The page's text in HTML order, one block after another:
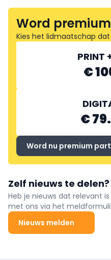
Word
Kies het lidmaatschap
PRINT
€
€
Word nu premium
Zelf nieuws te delen?
Heb je nieuws dat relevant
met ons via het
Nieuws melden